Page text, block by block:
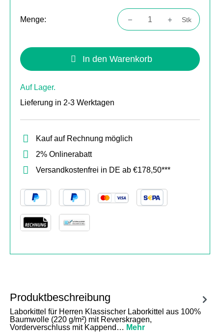
Menge:
Produkt Anzahl: Gib den gewünschten
Stk
In den Warenkorb
Auf Lager.
Lieferung in 2-3 Werktagen
Kauf auf Rechnung möglich
2% Onlinerabatt
Versandkostenfrei in DE ab €178,50***
Produktbeschreibung
Laborkittel für Herren Klassischer Laborkittel aus 100%
Baumwolle (220 g/m²) mit Reverskragen,
Vorderverschluss mit Kappend… Mehr